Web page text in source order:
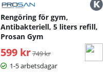
Rengöring för gym,
Antibakteriell, 5 liters refill,
Prosan Gym
599 krOrdinarie pris:
749 kr
1-5 arbetsdagar